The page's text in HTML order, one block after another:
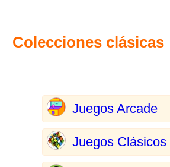
Colecciones clásicas
Juegos Arcade
Juegos Clásicos